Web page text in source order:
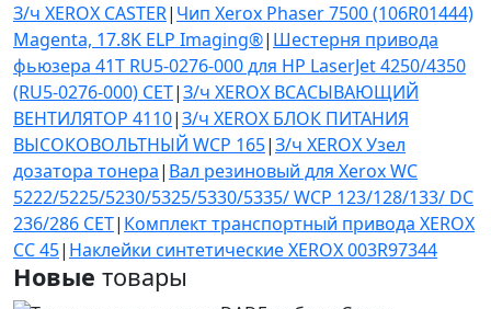
З/ч XEROX CASTER| Чип Xerox Phaser 7500 (106R01444)
Magenta, 17.8K ELP Imaging®| Шестерня привода
фьюзера 41T RU5-0276-000 для HP LaserJet 4250/4350
(RU5-0276-000) CET|З/ч XEROX ВСАСЫВАЮЩИЙ
ВЕНТИЛЯТОР 4110|З/ч XEROX БЛОК ПИТАНИЯ
ВЫСОКОВОЛЬТНЫЙ WCP 165|З/ч XEROX Узел
дозатора тонера| Вал резиновый для Xerox WC
5222/5225/5230/5325/5330/5335/ WCP 123/128/133/ DC
236/286 CET| Комплект транспортный привода XEROX
CC 45| Наклейки синтетические XEROX 003R97344
Новые товары